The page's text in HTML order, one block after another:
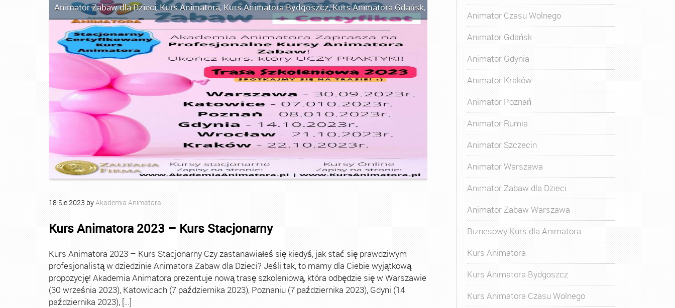
Animator Zabaw dla Dzieci,Kurs Animatora, Kurs Animatora Bydgoszcz,Kurs Animatora Gdańsk, Kurs Animatora Gdynia,Kurs Animatora Katowice
18 Sie2023 byAkademia Animatora
Kurs Animatora 2023 – Kurs Stacjonarny
Kurs Animatora 2023 – Kurs Stacjonarny Czy zastanawiałeś się kiedyś, jak stać się prawdziwym
profesjonalistą w dziedzinie Animatora Zabaw dla Dzieci? Jeśli tak, to mamy dla Ciebie wyjątkową
propozycję! Akademia Animatora prezentuje nową trasę szkoleniową, która odbędzie się w Warszawie
(30 września 2023), Katowicach (7 października 2023), Poznaniu (7 października 2023), Gdyni (14
października 2023), […]
Animator Czasu Wolnego
Animator Gdańsk
Animator Gdynia
Animator Kraków
Animator Poznań
Animator Rumia
Animator Szczecin
Animator Warszawa
Animator Zabaw dla Dzieci
Animator Zabaw Warszawa
Biznesowy Kurs dla Animatora
Kurs Animatora
Kurs Animatora Bydgoszcz
Kurs Animatora Czasu Wolnego